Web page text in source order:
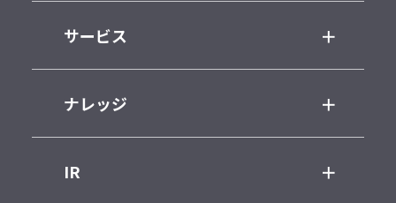
サービス
ナレッジ
IR